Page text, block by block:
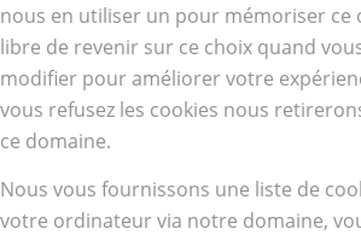
nous en utiliser un pour mémoriser ce
libre de revenir sur ce choix quand
modifier pour améliorer votre
vous refusez les cookies nous
ce domaine.
Nous vous fournissons une liste de
votre ordinateur via notre domaine,